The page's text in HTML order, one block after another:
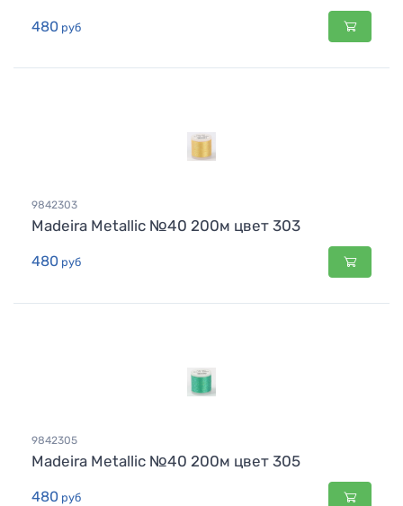
480 руб
9842303
Madeira Metallic №40 200м цвет 303
480 руб
9842305
Madeira Metallic №40 200м цвет 305
480 руб